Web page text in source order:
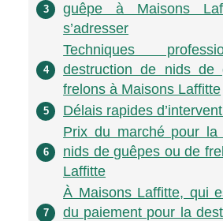
3
guêpe à Maisons
s’adresser
4
Techniques
destruction de nids de
frelons à Maisons Laffitte
5 Délais rapides
6
Prix du marché pour la
nids de guêpes ou de
Laffitte
7
À Maisons Laffitte, qui
du paiement pour la